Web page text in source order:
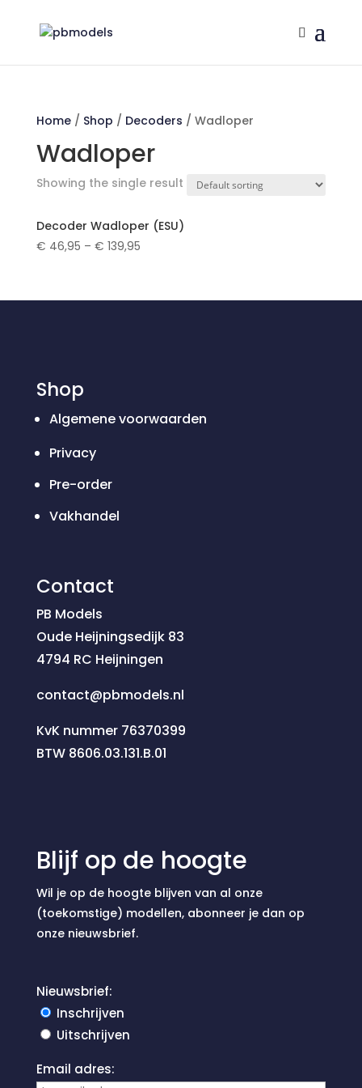
Home/ Shop / Decoders / Wadloper
Wadloper
Showing the single result
Decoder Wadloper (ESU)
€ 46,95 – € 139,95
Shop
Algemene voorwaarden
Privacy
Pre-order
Vakhandel
Contact
PB Models
Oude Heijningsedijk 83
4794 RC Heijningen
contact@pbmodels.nl
KvK nummer 76370399
BTW 8606.03.131.B.01
Blijf op de hoogte
Wil je op de hoogte blijven van al onze
(toekomstige) modellen, abonneer je dan op
onze nieuwsbrief.
Nieuwsbrief:
Inschrijven
Uitschrijven
Email adres: